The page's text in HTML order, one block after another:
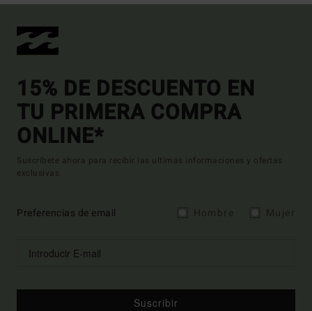
15% DE DESCUENTO EN
TU PRIMERA COMPRA
ONLINE*
Suscríbete ahora para recibir las ultimas informaciones y ofertas
exclusivas.
Preferencias de email
Suscribir